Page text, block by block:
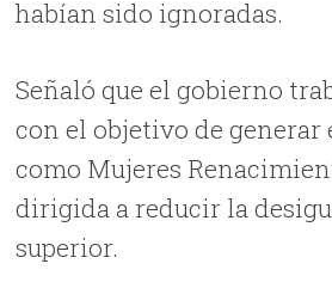
habían sido ignoradas.
Señaló que el gobierno
con el objetivo de
como Mujeres
dirigida a reducir la
superior.